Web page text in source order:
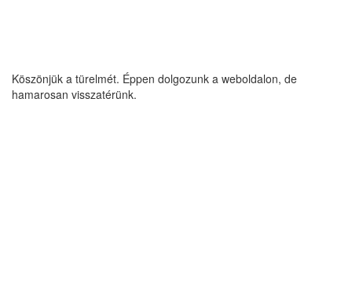
Köszönjük a türelmét. Éppen dolgozunk a weboldalon, de
hamarosan visszatérünk.